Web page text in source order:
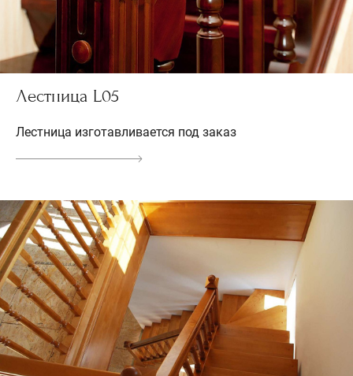
Лестница L05
Лестница изготавливается под заказ